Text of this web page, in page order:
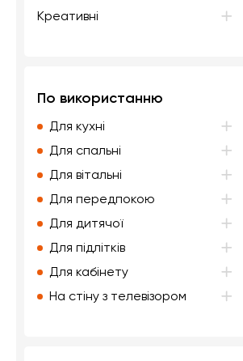
Креативні
По використанню
Для кухні
Для спальні
Для вітальні
Для передпокою
Для дитячої
Для підлітків
Для кабінету
На стіну з телевізором